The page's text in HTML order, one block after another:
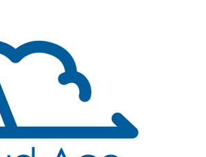
クラウドファンクションアダプタ
SORACOM Funk
データ収集・蓄積
SORACOM Harvest
SORACOM Inventory
セキュアプロビジョニング
SORACOM Krypton
ソラコムのサポート
サポートプラン
監査ログ
IoT エッジカメラ
GPS トラッカー
IoT パッケージソリューション
IoT ボタン
IoT 開発ボード
クラウド型カメラ「ソラカメ」
IoT 学習書籍